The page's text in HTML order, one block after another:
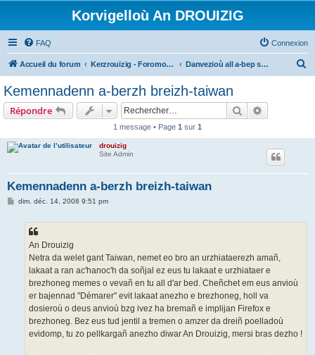
Korvigelloù An DROUIZIG
FAQ Connexion
Accueil du forum Kerzrouizig - Foromoù An Drouizig Danvezioù all a-bep seurt
Kemennadenn a-berzh breizh-taiwan
Répondre Rechercher
1 message • Page 1 sur 1
drouizig
Site Admin
Kemennadenn a-berzh breizh-taiwan
Mdim. déc. 14, 2008 9:51 pm
An Drouizig
Netra da welet gant Taiwan, nemet eo bro an urzhiataerezh amañ,
lakaat a ran ac'hanoc'h da soñjal ez eus tu lakaat e urzhiataer e
brezhoneg memes o vevañ en tu all d'ar bed. Cheñchet em eus anvioù
er bajennad "Démarer" evit lakaat anezho e brezhoneg, holl va
dosieroù o deus anvioù bzg ivez ha bremañ e implijan Firefox e
brezhoneg. Bez eus tud jentil a tremen o amzer da dreiñ poelladoù
evidomp, tu zo pellkargañ anezho diwar An Drouizig, mersi bras dezho !